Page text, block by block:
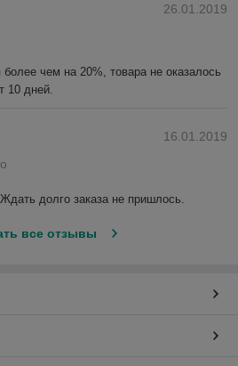
26.01.2019
чем на 20%, товара не оказалось
10 дней.
16.01.2019
долго заказа не пришлось.
все отзывы